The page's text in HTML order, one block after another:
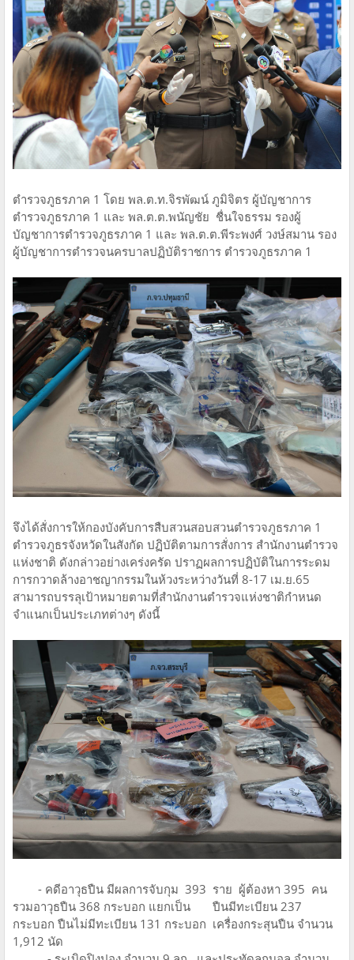
ตำรวจภูธรภาค 1 โดย พล.ต.ท.จิรพัฒน์ ภูมิจิตร ผู้บัญชาการ
ตำรวจภูธรภาค 1 และ พล.ต.ต.พนัญชัย ชื่นใจธรรม รองผู้
บัญชาการตำรวจภูธรภาค 1 และ พล.ต.ต.พีระพงศ์ วงษ์สมาน รอง
ผู้บัญชาการตำรวจนครบาลปฏิบัติราชการ ตำรวจภูธรภาค 1
จึงได้สั่งการให้กองบังคับการสืบสวนสอบสวนตำรวจภูธรภาค 1
ตำรวจภูธรจังหวัดในสังกัด ปฏิบัติตามการสั่งการ สำนักงานตำรวจ
แห่งชาติ ดังกล่าวอย่างเคร่งครัด ปราฏผลการปฏิบัติในการระดม
การกวาดล้างอาชญากรรมในห้วงระหว่างวันที่ 8-17 เม.ย.65
สามารถบรรลุเป้าหมายตามที่สำนักงานตำรวจแห่งชาติกำหนด
จำแนกเป็นประเภทต่างๆ ดังนี้
- คดีอาวุธปืน มีผลการจับกุม 393 ราย ผู้ต้องหา 395 คน
รวมอาวุธปืน 368 กระบอก แยกเป็น ปืนมีทะเบียน 237
กระบอก ปืนไม่มีทะเบียน 131 กระบอก เครื่องกระสุนปืน จำนวน
1,912 นัด